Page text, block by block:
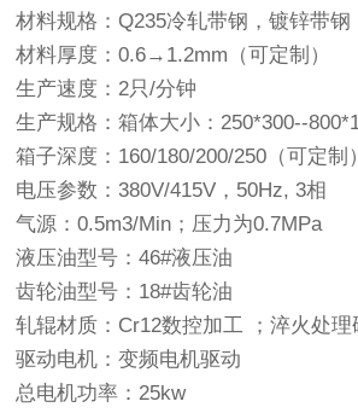
材料规格：Q235冷轧带钢，镀锌带钢
材料厚度：0.6→1.2mm（可定制）
生产速度：2只/分钟
生产规格：箱体大小：250*300--
箱子深度：160/180/200/250（可定制）
电压参数：380V/415V，50Hz, 3相
气源：0.5m3/Min；压力为0.7MPa
液压油型号：46#液压油
齿轮油型号：18#齿轮油
轧辊材质：Cr12数控加工 ；淬火处理
驱动电机：变频电机驱动
总电机功率：25kw